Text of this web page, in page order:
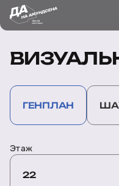
ГЕНПЛАН
Этаж
22